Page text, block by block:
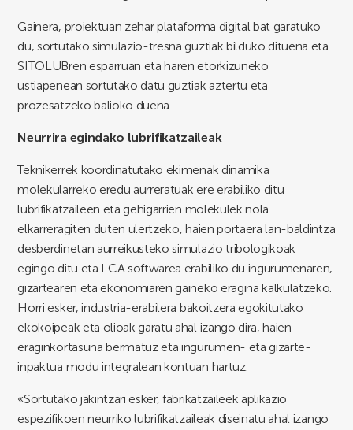
Gainera, proiektuan zehar plataforma digital bat garatuko
du, sortutako simulazio-tresna guztiak bilduko dituena eta
SITOLUBren esparruan eta haren etorkizuneko
ustiapenean sortutako datu guztiak aztertu eta
prozesatzeko balioko duena.
Neurrira egindako lubrifikatzaileak
Teknikerrek koordinatutako ekimenak dinamika
molekularreko eredu aurreratuak ere erabiliko ditu
lubrifikatzaileen eta gehigarrien molekulek nola
elkarreragiten duten ulertzeko, haien portaera lan-baldintza
desberdinetan aurreikusteko simulazio tribologikoak
egingo ditu eta LCA softwarea erabiliko du ingurumenaren,
gizartearen eta ekonomiaren gaineko eragina kalkulatzeko.
Horri esker, industria-erabilera bakoitzera egokitutako
ekokoipeak eta olioak garatu ahal izango dira, haien
eraginkortasuna bermatuz eta ingurumen- eta gizarte-
inpaktua modu integralean kontuan hartuz.
«Sortutako jakintzari esker, fabrikatzaileek aplikazio
espezifikoen neurriko lubrifikatzaileak diseinatu ahal izango